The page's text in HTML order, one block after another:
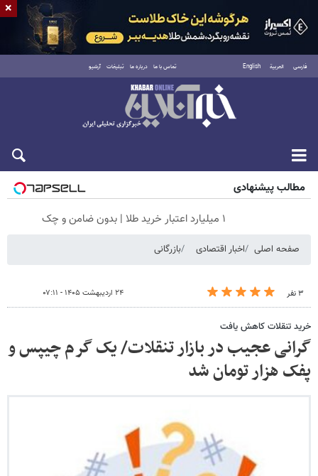
فارسی العربية English تماس با ما درباره ما تبلیغات آرشیو
جمعه ۱۶ مرداد ۱۴۰۵
مطالب پیشنهادی
۱ میلیارد اعتبار خرید طلا | بدون ضامن و چک
صفحه اصلی اخبار اقتصادی بازرگانی
۳ نفر ۲۴ اردیبهشت ۱۴۰۵ - ۰۷:۱۱
خرید تنقلات کاهش یافت
گرانی عجیب در بازار تنقلات/ یک گرم چیپس و
پفک هزار تومان شد
×